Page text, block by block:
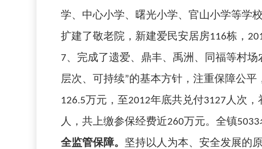
学、中心小学、曙光小学、官山小学等学
扩建了敬老院，新建爱民安居房116栋，
7、完成了遗爱、鼎丰、禹洲、同福等村场
层次、可持续”的基本方针，注重保障公
126.5万元，至2012年底共兑付3127人次，
人，共上缴参保经费近260万元。全镇5033
全监管保障。 坚持以人为本、安全发展的